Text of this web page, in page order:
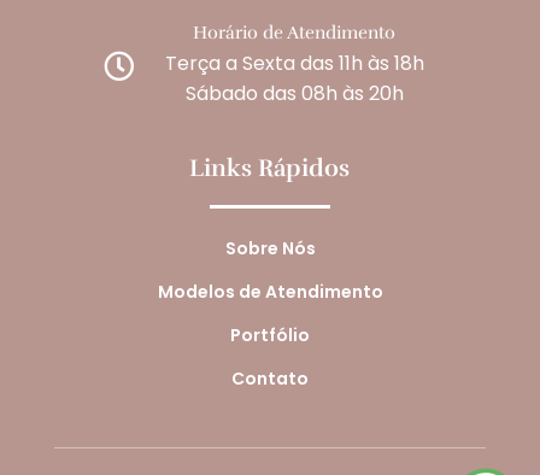

Horário de Atendimento
Terça a Sexta das 11h às 18h
Sábado das 08h às 20h
Links Rápidos
Sobre Nós
Modelos de Atendimento
Portfólio
Contato